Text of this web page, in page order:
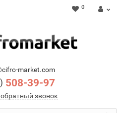
0
market.com
508-39-97
звонок